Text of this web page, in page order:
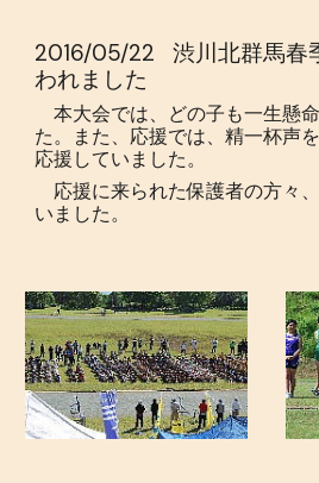
2016/05/22渋川北群馬春
われました
本大会では、どの子も一生懸
た。また、応援では、精一杯声
応援していました。
応援に来られた保護者の方々
いました。